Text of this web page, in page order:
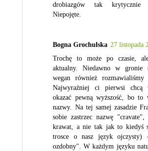
drobiazgów tak krytycznie
Niepojęte.
Bogna Grochulska 27 listopada
Trochę to może po czasie,
aktualny. Niedawno w gronie
wegan również
Najwyraźniej ci pierwsi chcą
okazać pewną wyższość, bo
nazwy. Na tej samej zasadzie
sobie zastrzec nazwę
krawat, a nie tak jak to kiedyś
trosce o nasz język ojczysty)
ozdobny". W każdym języku